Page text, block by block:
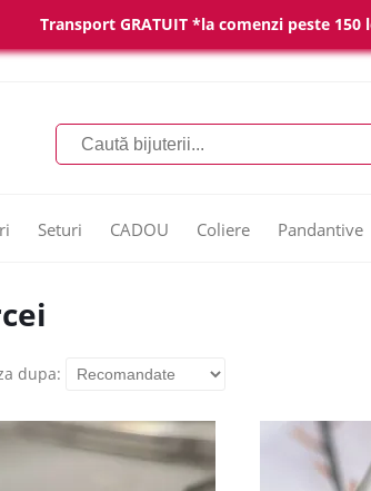
Transport GRATUIT *la comenzi peste 150
Seturi CADOU Coliere Pandantive
dupa: